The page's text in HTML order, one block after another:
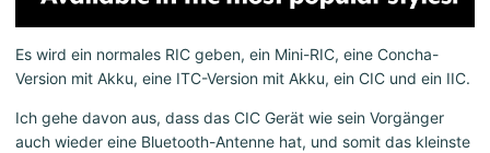
Es wird ein normales RIC geben, ein Mini-RIC, eine Concha-
Version mit Akku, eine ITC-Version mit Akku, ein CIC und ein IIC.
Ich gehe davon aus, dass das CIC Gerät wie sein Vorgänger
auch wieder eine Bluetooth-Antenne hat, und somit das kleinste